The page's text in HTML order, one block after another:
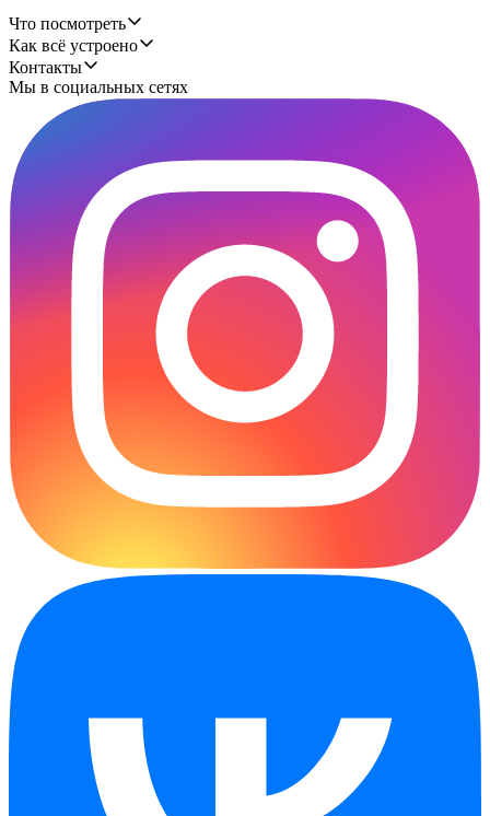
Что посмотреть
Как всё устроено
Контакты
Мы в социальных сетях